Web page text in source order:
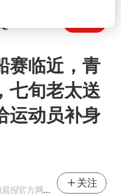
赛临近，青
七旬老太送
运动员补身
报官方网易号
关注